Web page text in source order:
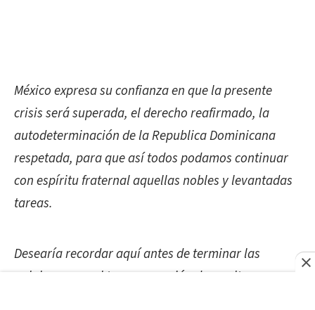
México expresa su confianza en que la presente
crisis será superada, el derecho reafirmado, la
autodeterminación de la Republica Dominicana
respetada, para que así todos podamos continuar
con espíritu fraternal aquellas nobles y levantadas
tareas.
Desearía recordar aquí antes de terminar las
palabras que, al tomar posesión de su alta